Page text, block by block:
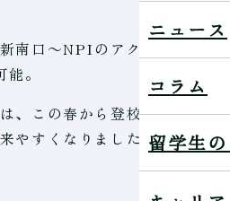
ニュース
コラム
留学生
南口～NPIのアクセスが超
。
、この春から登校時間がぎ
やすくなりました！